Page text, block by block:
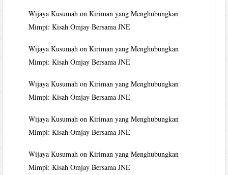
Wijaya Kusumah onKiriman yang Menghubungkan
Mimpi: Kisah Omjay Bersama JNE
Wijaya Kusumah onKiriman yang Menghubungkan
Mimpi: Kisah Omjay Bersama JNE
Wijaya Kusumah onKiriman yang Menghubungkan
Mimpi: Kisah Omjay Bersama JNE
Wijaya Kusumah onKiriman yang Menghubungkan
Mimpi: Kisah Omjay Bersama JNE
Wijaya Kusumah onKiriman yang Menghubungkan
Mimpi: Kisah Omjay Bersama JNE